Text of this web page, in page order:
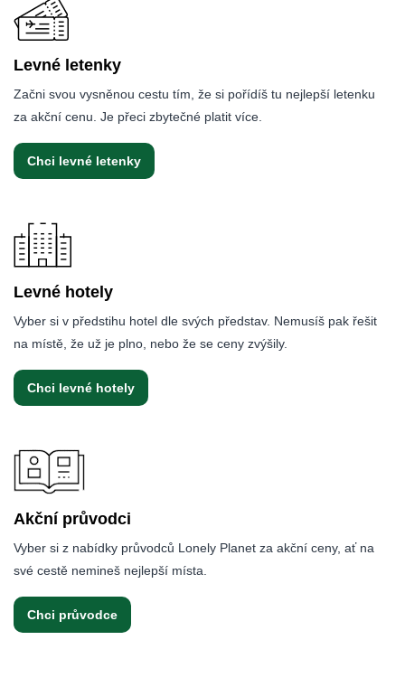
Levné letenky
Začni svou vysněnou cestu tím, že si pořídíš tu nejlepší letenku
za akční cenu. Je přeci zbytečné platit více.
Chci levné letenky
Levné hotely
Vyber si v předstihu hotel dle svých představ. Nemusíš pak řešit
na místě, že už je plno, nebo že se ceny zvýšily.
Chci levné hotely
Akční průvodci
Vyber si z nabídky průvodců Lonely Planet za akční ceny, ať na
své cestě nemineš nejlepší místa.
Chci průvodce